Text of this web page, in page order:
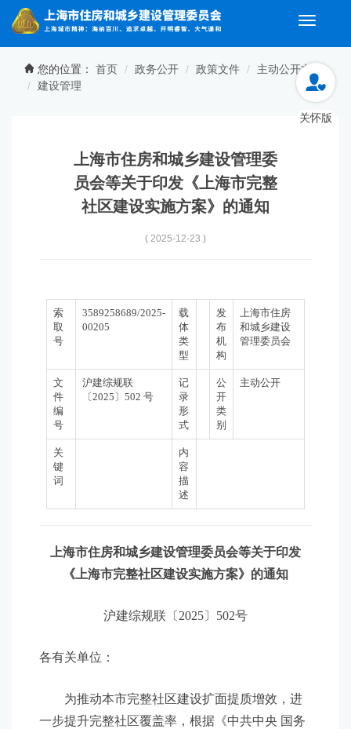
无障碍操作说明 跳转到网站导航区 跳转到主要内容区域
Toggle
您的位置： 首页 政务公开 政策文件
主动公开文件
建设管理
上海市住房和城乡建设管理委
员会等关于印发《上海市完整
社区建设实施方案》的通知
( 2025-12-23 )
索
取
号
3589258689/2025-
00205
载
体
类
型
发
布
机
构
上海市住房
和城乡建设
管理委员会
文
件
编
号
沪建综规联
〔2025〕502 号
记
录
形
式
公
开
类
别
主动公开
关
键
词
内
容
描
述
上海市住房和城乡建设管理委员会等关于印发
《上海市完整社区建设实施方案》的通知
沪建综规联〔2025〕502号
各有关单位：
为推动本市完整社区建设扩面提质增效，进
一步提升完整社区覆盖率，根据《中共中央 国务
关怀版